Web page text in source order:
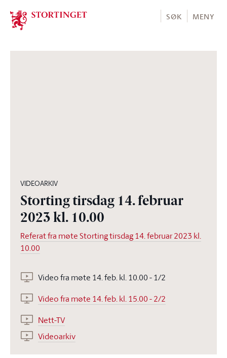
Stortinget.no
SØK MENY
VIDEOARKIV
Storting tirsdag 14. februar
2023 kl. 10.00
Referat fra møte Storting tirsdag 14. februar 2023 kl.
10.00
Video fra møte 14. feb. kl. 10.00 - 1/2
Video fra møte 14. feb. kl. 15.00 - 2/2
Nett-TV
Videoarkiv